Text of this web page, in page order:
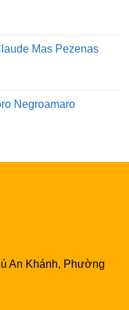
uống rượu của bạn.
nên được đựng trong
hơn.
hơn ly rượu đỏ, hình
một thời gian dài
rượu vang hồng nồng
và thân dài. Rượu
của nó.
hẹp với thân ngắn
sẽ bảo quản các bọt
hơn.
các loại rượu vang đỏ
hãy cho rượu vang đỏ
phút trước khi uống.
Mas Pezenas
Negroamaro
An Khánh, Phường